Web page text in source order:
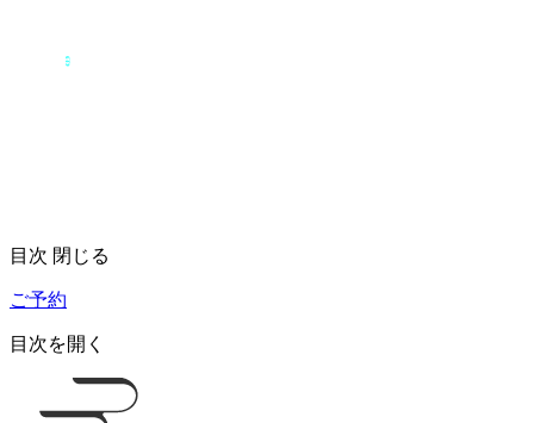
目次 閉じる
ご予約
目次を開く